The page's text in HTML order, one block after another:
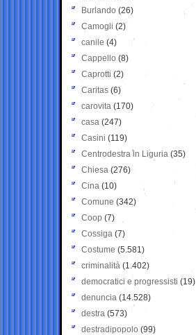
Burlando (26)
Camogli (2)
canile (4)
Cappello (8)
Caprotti (2)
Caritas (6)
carovita (170)
casa (247)
Casini (119)
Centrodestra in Liguria (35)
Chiesa (276)
Cina (10)
Comune (342)
Coop (7)
Cossiga (7)
Costume (5.581)
criminalità (1.402)
democratici e progressisti (19)
denuncia (14.528)
destra (573)
destradipopolo (99)